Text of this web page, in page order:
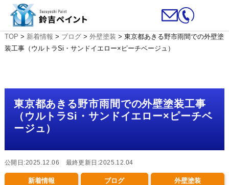
TOP > 新着情報 > ブログ> 外壁塗装 > 東京都あきる野市雨間での外壁塗
装工事（ウルトラSi・サンドイエロー×ピーチベージュ）
東京都あきる野市雨間での外壁塗装工事
（ウルトラSi・サンドイエロー×ピーチベ
ージュ）
公開日:2025.12.06 最終更新日:2025.12.04
新着情報 ブログ 外壁塗装